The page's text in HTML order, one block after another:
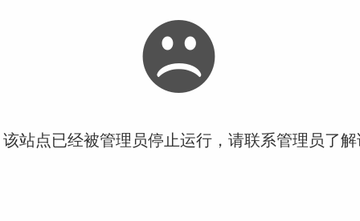
站点已经被管理员停止运行，请联系管理员了